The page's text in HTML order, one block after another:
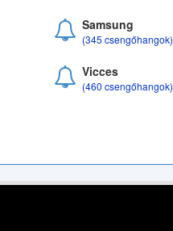
Samsung
(345 csengőhangok)
Vicces
(460 csengőhangok)